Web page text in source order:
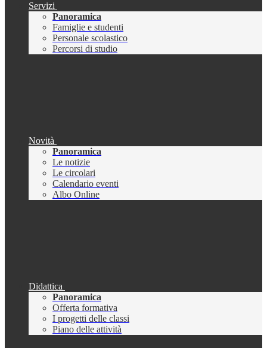
Servizi
Panoramica
Famiglie e studenti
Personale scolastico
Percorsi di studio
Novità
Panoramica
Le notizie
Le circolari
Calendario eventi
Albo Online
Didattica
Panoramica
Offerta formativa
I progetti delle classi
Piano delle attività